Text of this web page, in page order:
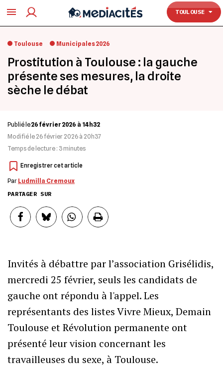
TOULOUSE
TOULOUSE
Toulouse Municipales 2026
Prostitution à Toulouse : la gauche
présente ses mesures, la droite
sèche le débat
Publié le26 février 2026 à 14h32
Modifié le26 février 2026 à 20h37
Temps de lecture : 3 minutes
Par Ludmilla Cremoux
PARTAGER SUR
Invités à débattre par l’association Grisélidis,
mercredi 25 février, seuls les candidats de
gauche ont répondu à l'appel. Les
représentants des listes Vivre Mieux, Demain
Toulouse et Révolution permanente ont
présenté leur vision concernant les
travailleuses du sexe, à Toulouse.